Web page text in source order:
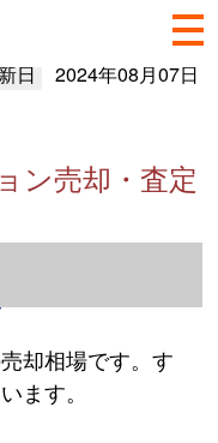
日 2024年08月07日
ン売却・査定
却情報（2023
却相場です。す
ます。